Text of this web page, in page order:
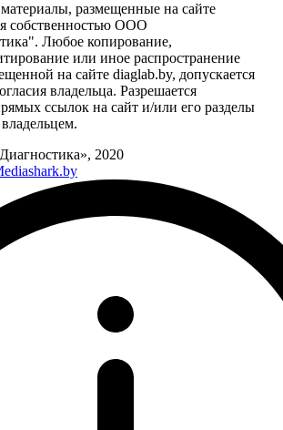
размещенные на сайте
собственностью ООО
Любое копирование,
или иное распространение
на сайте diaglab.by, допускается
владельца. Разрешается
ссылок на сайт и/или его разделы
2020